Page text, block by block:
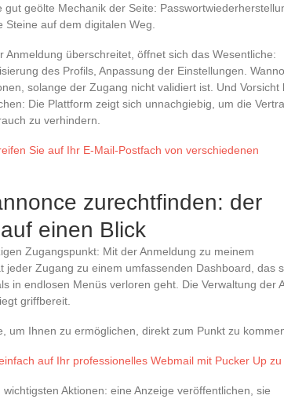
geölte Mechanik der Seite:
auf dem digitalen Weg.
Anmeldung überschreitet, öffnet sich das Wesentliche:
des Profils, Anpassung der Einstellungen.
solange der Zugang nicht validiert ist. Und Vorsicht
Die Plattform zeigt sich unnachgiebig, um die
zu verhindern.
Sie auf Ihr E-Mail-Postfach von verschiedenen
zurechtfinden: der
einen Blick
Zugangspunkt: Mit der Anmeldung zu meinem
jeder Zugang zu einem umfassenden Dashboard, das
in endlosen Menüs verloren geht. Die Verwaltung der
griffbereit.
um Ihnen zu ermöglichen, direkt zum Punkt zu
auf Ihr professionelles Webmail mit Pucker Up zu
Aktionen: eine Anzeige veröffentlichen, sie